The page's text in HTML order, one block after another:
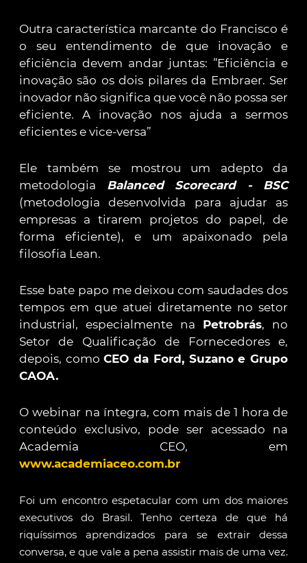
Outra característica marcante do Francisco é
o seu entendimento de que inovação e
eficiência devem andar juntas: ”Eficiência e
inovação são os dois pilares da Embraer. Ser
inovador não significa que você não possa ser
eficiente. A inovação nos ajuda a sermos
eficientes e vice-versa”
Ele também se mostrou um adepto da
metodologia Balanced Scorecard - BSC
(metodologia desenvolvida para ajudar as
empresas a tirarem projetos do papel, de
forma eficiente), e um apaixonado pela
filosofia Lean.
Esse bate papo me deixou com saudades dos
tempos em que atuei diretamente no setor
industrial, especialmente na Petrobrás, no
Setor de Qualificação de Fornecedores e,
depois, comoCEO da Ford, Suzano e Grupo
CAOA.
O webinar na íntegra, com mais de 1 hora de
conteúdo exclusivo, pode ser acessado na
Academia CEO, em
www.academiaceo.com.br
Foi um encontro espetacular com um dos maiores
executivos do Brasil. Tenho certeza de que há
riquíssimos aprendizados para se extrair dessa
conversa, e que vale a pena assistir mais de uma vez.